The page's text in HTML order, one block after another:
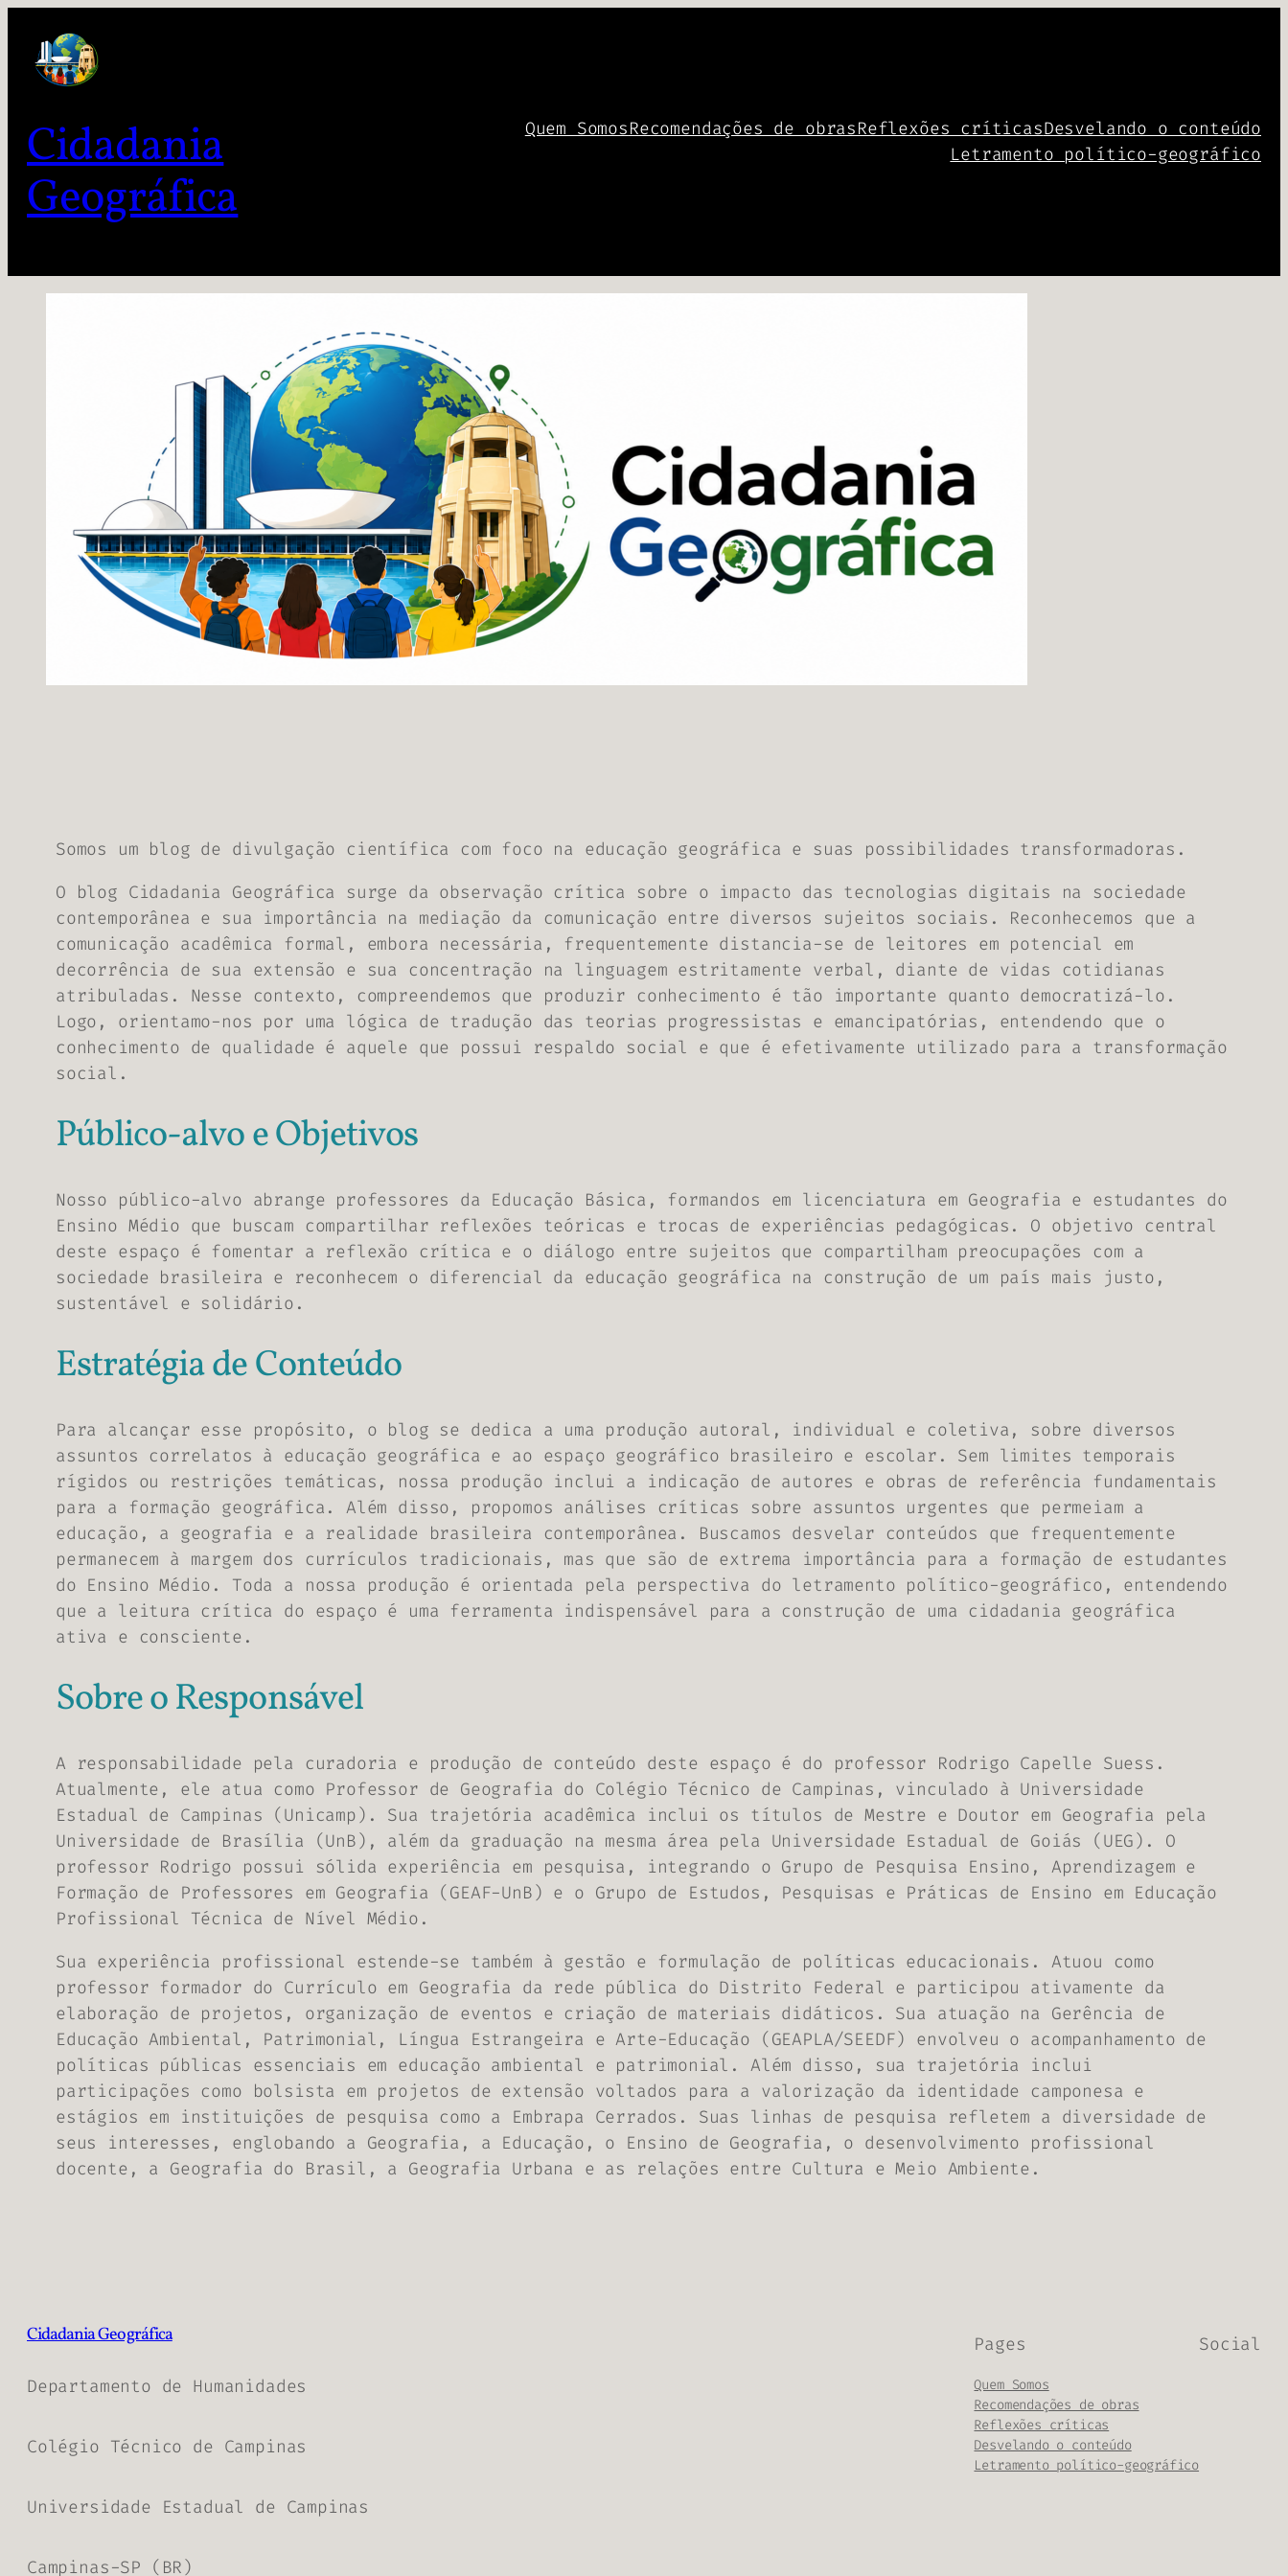
Cidadania
Geográfica
Quem SomosRecomendações de obrasReflexões críticasDesvelando o conteúdo
Letramento político-geográfico
Somos um blog de divulgação científica com foco na educação geográfica e suas possibilidades transformadoras.
O blog Cidadania Geográfica surge da observação crítica sobre o impacto das tecnologias digitais na sociedade
contemporânea e sua importância na mediação da comunicação entre diversos sujeitos sociais. Reconhecemos que a
comunicação acadêmica formal, embora necessária, frequentemente distancia-se de leitores em potencial em
decorrência de sua extensão e sua concentração na linguagem estritamente verbal, diante de vidas cotidianas
atribuladas. Nesse contexto, compreendemos que produzir conhecimento é tão importante quanto democratizá-lo.
Logo, orientamo-nos por uma lógica de tradução das teorias progressistas e emancipatórias, entendendo que o
conhecimento de qualidade é aquele que possui respaldo social e que é efetivamente utilizado para a transformação
social.
Público-alvo e Objetivos
Nosso público-alvo abrange professores da Educação Básica, formandos em licenciatura em Geografia e estudantes do
Ensino Médio que buscam compartilhar reflexões teóricas e trocas de experiências pedagógicas. O objetivo central
deste espaço é fomentar a reflexão crítica e o diálogo entre sujeitos que compartilham preocupações com a
sociedade brasileira e reconhecem o diferencial da educação geográfica na construção de um país mais justo,
sustentável e solidário.
Estratégia de Conteúdo
Para alcançar esse propósito, o blog se dedica a uma produção autoral, individual e coletiva, sobre diversos
assuntos correlatos à educação geográfica e ao espaço geográfico brasileiro e escolar. Sem limites temporais
rígidos ou restrições temáticas, nossa produção inclui a indicação de autores e obras de referência fundamentais
para a formação geográfica. Além disso, propomos análises críticas sobre assuntos urgentes que permeiam a
educação, a geografia e a realidade brasileira contemporânea. Buscamos desvelar conteúdos que frequentemente
permanecem à margem dos currículos tradicionais, mas que são de extrema importância para a formação de estudantes
do Ensino Médio. Toda a nossa produção é orientada pela perspectiva do letramento político-geográfico, entendendo
que a leitura crítica do espaço é uma ferramenta indispensável para a construção de uma cidadania geográfica
ativa e consciente.
Sobre o Responsável
A responsabilidade pela curadoria e produção de conteúdo deste espaço é do professor Rodrigo Capelle Suess.
Atualmente, ele atua como Professor de Geografia do Colégio Técnico de Campinas, vinculado à Universidade
Estadual de Campinas (Unicamp). Sua trajetória acadêmica inclui os títulos de Mestre e Doutor em Geografia pela
Universidade de Brasília (UnB), além da graduação na mesma área pela Universidade Estadual de Goiás (UEG). O
professor Rodrigo possui sólida experiência em pesquisa, integrando o Grupo de Pesquisa Ensino, Aprendizagem e
Formação de Professores em Geografia (GEAF-UnB) e o Grupo de Estudos, Pesquisas e Práticas de Ensino em Educação
Profissional Técnica de Nível Médio.
Sua experiência profissional estende-se também à gestão e formulação de políticas educacionais. Atuou como
professor formador do Currículo em Geografia da rede pública do Distrito Federal e participou ativamente da
elaboração de projetos, organização de eventos e criação de materiais didáticos. Sua atuação na Gerência de
Educação Ambiental, Patrimonial, Língua Estrangeira e Arte-Educação (GEAPLA/SEEDF) envolveu o acompanhamento de
políticas públicas essenciais em educação ambiental e patrimonial. Além disso, sua trajetória inclui
participações como bolsista em projetos de extensão voltados para a valorização da identidade camponesa e
estágios em instituições de pesquisa como a Embrapa Cerrados. Suas linhas de pesquisa refletem a diversidade de
seus interesses, englobando a Geografia, a Educação, o Ensino de Geografia, o desenvolvimento profissional
docente, a Geografia do Brasil, a Geografia Urbana e as relações entre Cultura e Meio Ambiente.
Cidadania Geográfica
Departamento de Humanidades
Colégio Técnico de Campinas
Universidade Estadual de Campinas
Campinas-SP (BR)
Pages
Quem Somos
Recomendações de obras
Reflexões críticas
Desvelando o conteúdo
Letramento político-geográfico
Social